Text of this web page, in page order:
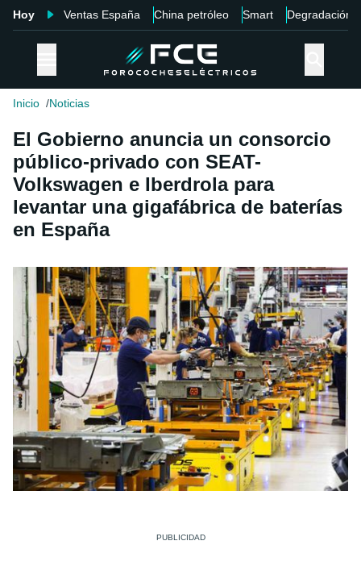
Hoy Ventas España China petróleo Smart Degradación
Inicio Noticias
El Gobierno anuncia un consorcio
público-privado con SEAT-
Volkswagen e Iberdrola para
levantar una gigafábrica de baterías
en España